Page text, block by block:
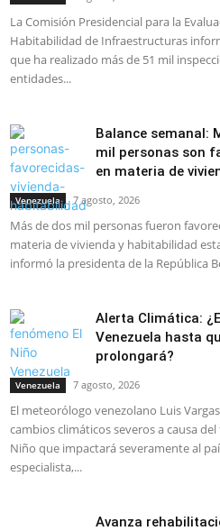
La Comisión Presidencial para la
Habitabilidad de Infraestructuras
que ha realizado más de 51 mil
entidades...
Balance semanal:
mil personas son
en materia de
Venezuela 7 agosto, 2026
Más de dos mil personas fueron
materia de vivienda y habitabilidad
informó la presidenta de la República
Alerta Climática:
Venezuela hasta
prolongará?
Venezuela 7 agosto, 2026
El meteorólogo venezolano Luis
cambios climáticos severos a causa
Niño que impactará severamente al
especialista,...
Avanza